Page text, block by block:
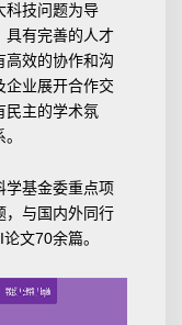
科技问题为导
具有完善的人才
高效的协作和沟
企业展开合作交
民主的学术氛
学基金委重点项
，与国内外同行
文70余篇。